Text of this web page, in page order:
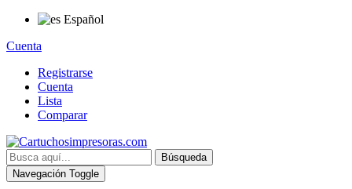
Español
Cuenta
Registrarse
Cuenta
Lista
Comparar
Búsqueda
Navegación Toggle